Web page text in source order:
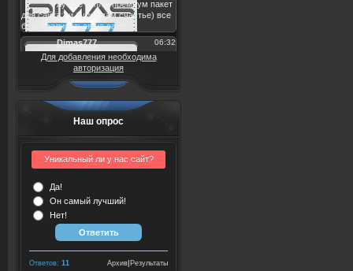
Для добавления необходима
авторизация
Наш опрос
Уникальный ли у нас сайт?
Да!
Он самый лучший!
Нет!
Ответов: 11 Результаты
Архив